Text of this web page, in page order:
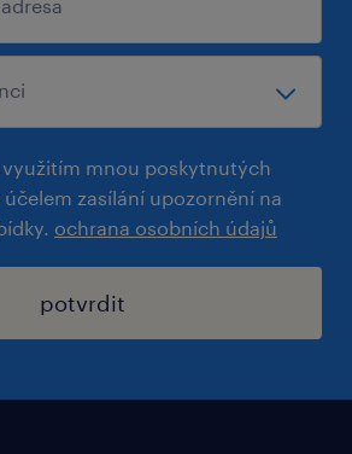
využitím mnou poskytnutých
zasílání upozornění na
ochrana osobních údajů
potvrdit